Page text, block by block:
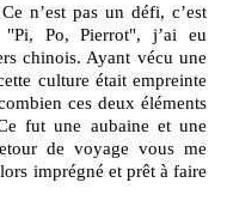
n’est pas un défi, c’est
Po, Pierrot", j’ai eu
chinois. Ayant vécu une
culture était empreinte
ces deux éléments
fut une aubaine et une
de voyage vous me
imprégné et prêt à faire